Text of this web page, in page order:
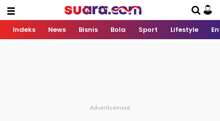
Indeks News Bisnis Bola Sport Lifestyle